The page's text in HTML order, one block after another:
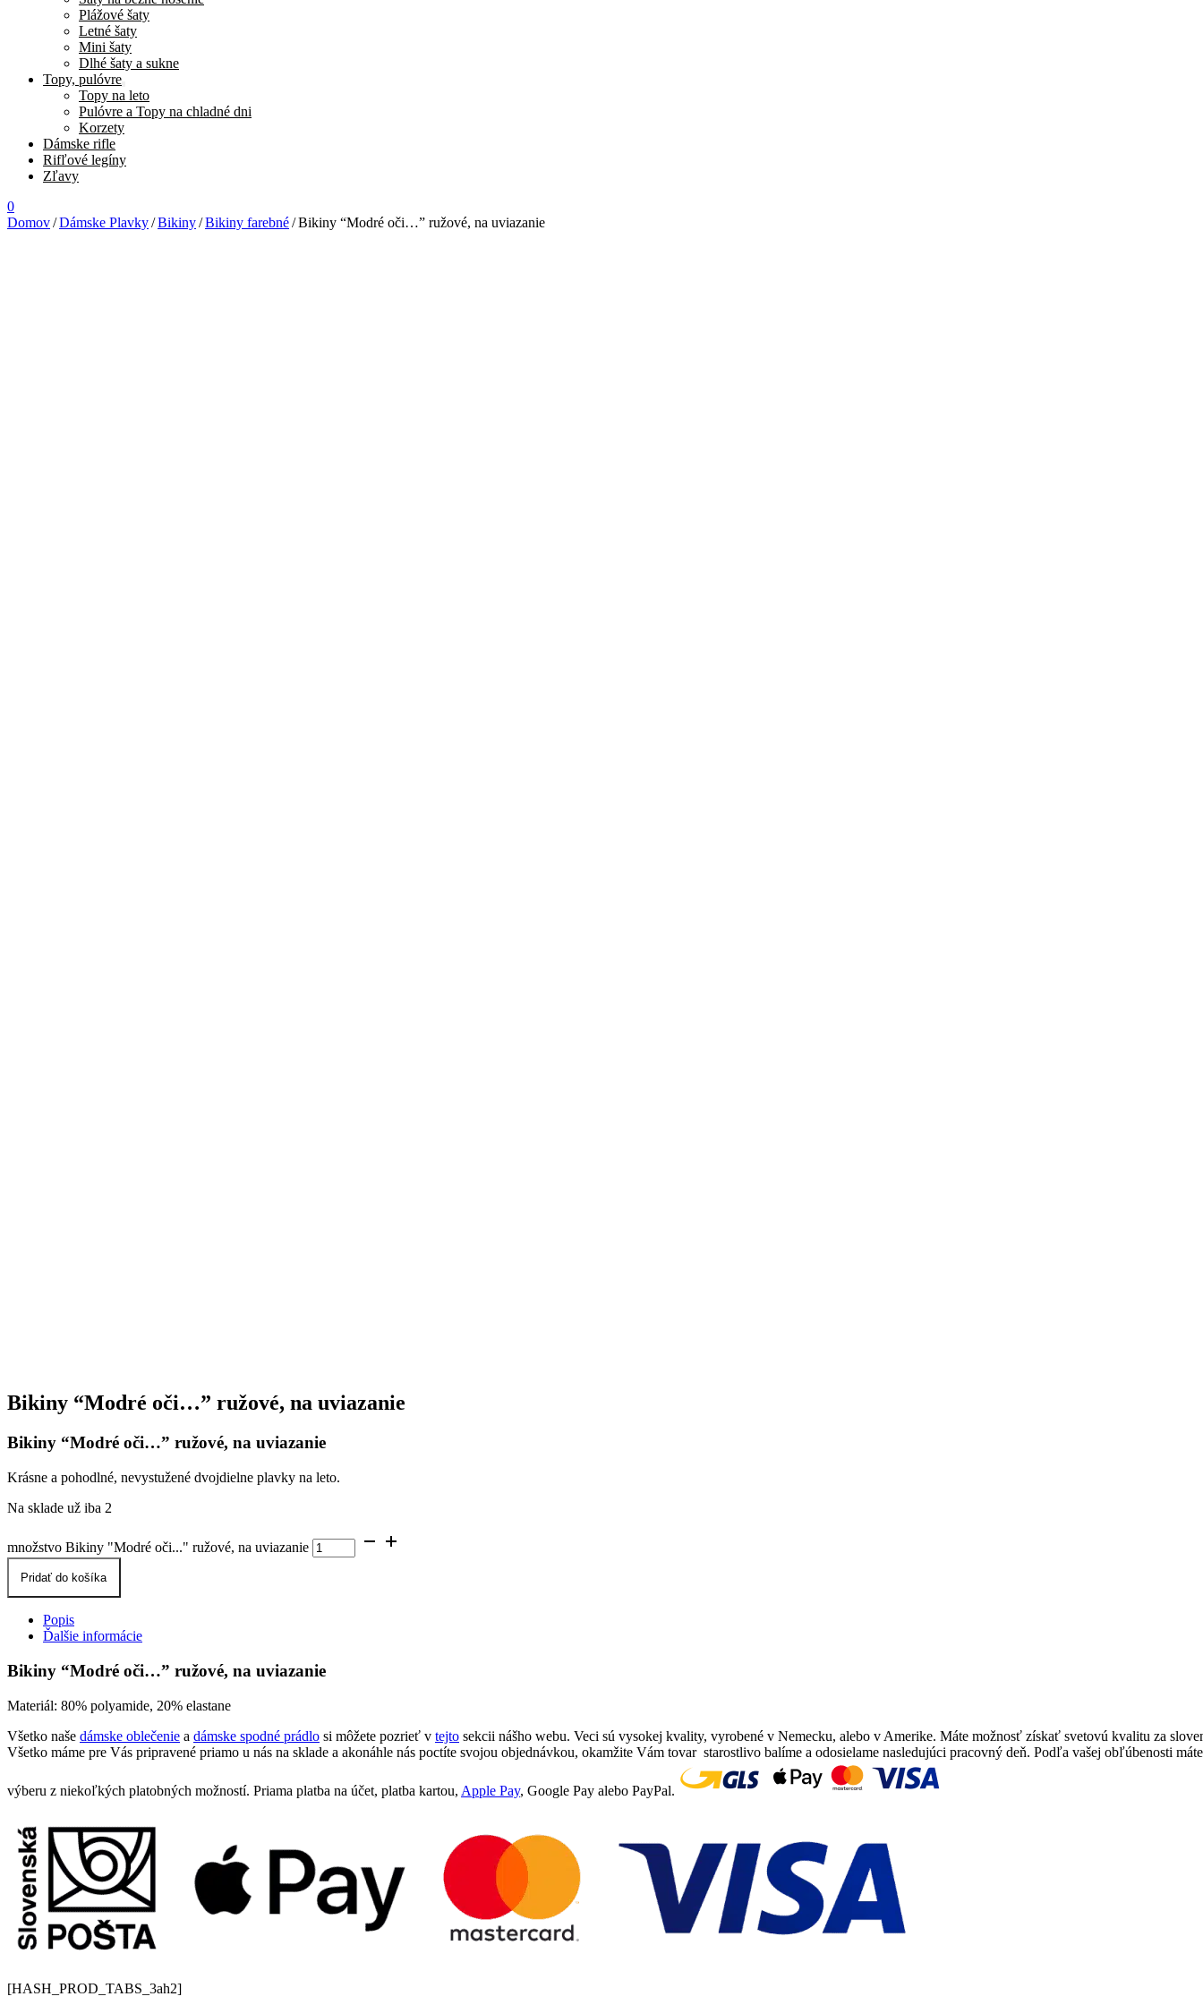
Plážové šaty
Letné šaty
Mini šaty
Dlhé šaty a sukne
Topy, pulóvre
Topy na leto
Pulóvre a Topy na chladné dni
Korzety
Dámske rifle
Rifľové legíny
Zľavy
0
Domov/Dámske Plavky/Bikiny/Bikiny farebné/Bikiny “Modré oči…” ružové, na uviazanie
Bikiny “Modré oči…” ružové, na uviazanie
Bikiny “Modré oči…” ružové, na uviazanie
Krásne a pohodlné, nevystužené dvojdielne plavky na leto.
Na sklade už iba 2
množstvo Bikiny "Modré oči..." ružové, na uviazanie
Pridať do košíka
Popis
Ďalšie informácie
Bikiny “Modré oči…” ružové, na uviazanie
Materiál: 80% polyamide, 20% elastane
Všetko naše dámske oblečenie a dámske spodné prádlo si môžete pozrieť v tejto sekcii nášho webu. Veci sú vysokej kvality, vyrobené v Nemecku, alebo v Amerike. Máte možnosť získať svetovú kvalitu za
Všetko máme pre Vás pripravené priamo u nás na sklade a akonáhle nás poctíte svojou objednávkou, okamžite Vám tovar starostlivo balíme a odosielame nasledujúci pracovný deň. Podľa vašej obľúbenosti
výberu z niekoľkých platobných možností. Priama platba na účet, platba kartou, Apple Pay, Google Pay alebo PayPal.
[HASH_PROD_TABS_3ah2]
Bielo čierne bikiny s opaskom od Samegame